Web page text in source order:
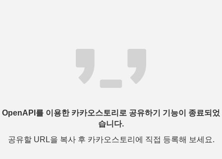
OpenAPI를 이용한 카카오스토리로 공유하기 기능이 종료되었
습니다.
공유할 URL을 복사 후 카카오스토리에 직접 등록해 보세요.